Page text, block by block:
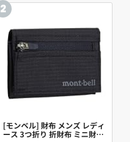
2
[モンベル] 財布 メンズ レディ
ース 3つ折り 折財布 ミニ財布